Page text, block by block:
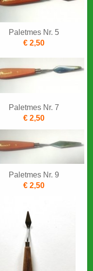
Paletmes Nr. 5
€ 2,50
Paletmes Nr. 7
€ 2,50
Paletmes Nr. 9
€ 2,50